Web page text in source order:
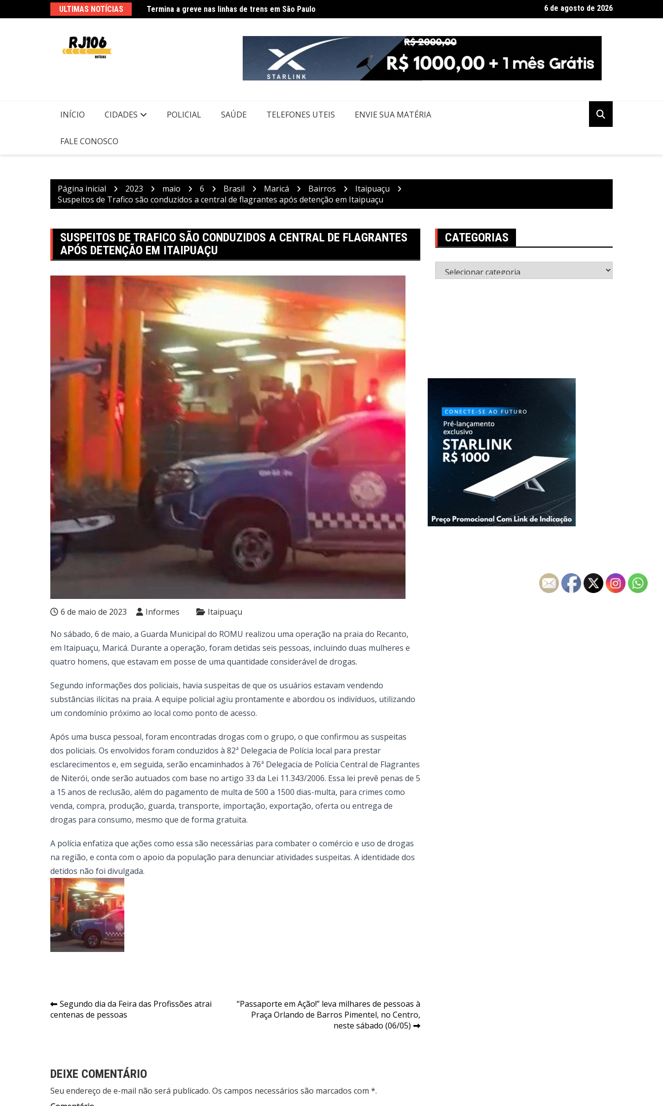
para
ULTIMAS NOTÍCIAS
Usuários de trens mudam rotina por causa de greve da CPTM
Governo de SP diz que não haverá demissões de funcionários da CPTM
6 de agosto de 2026
INÍCIO CIDADES POLICIAL SAÚDE TELEFONES UTEIS ENVIE SUA MATÉRIA
FALE CONOSCO
Página inicial 2023 maio 6 Brasil Maricá Bairros
Itaipuaçu
Suspeitos de Trafico são conduzidos a central de flagrantes após detenção em Itaipuaçu
SUSPEITOS DE TRAFICO SÃO CONDUZIDOS A CENTRAL DE FLAGRANTES
APÓS DETENÇÃO EM ITAIPUAÇU
6 de maio de 2023 Informes Itaipuaçu
No sábado, 6 de maio, a Guarda Municipal do ROMU realizou uma operação na praia do Recanto,
em Itaipuaçu, Maricá. Durante a operação, foram detidas seis pessoas, incluindo duas mulheres e
quatro homens, que estavam em posse de uma quantidade considerável de drogas.
Segundo informações dos policiais, havia suspeitas de que os usuários estavam vendendo
substâncias ilícitas na praia. A equipe policial agiu prontamente e abordou os indivíduos, utilizando
um condomínio próximo ao local como ponto de acesso.
Após uma busca pessoal, foram encontradas drogas com o grupo, o que confirmou as suspeitas
dos policiais. Os envolvidos foram conduzidos à 82ª Delegacia de Polícia local para prestar
esclarecimentos e, em seguida, serão encaminhados à 76ª Delegacia de Polícia Central de Flagrantes
de Niterói, onde serão autuados com base no artigo 33 da Lei 11.343/2006. Essa lei prevê penas de 5
a 15 anos de reclusão, além do pagamento de multa de 500 a 1500 dias-multa, para crimes como
venda, compra, produção, guarda, transporte, importação, exportação, oferta ou entrega de
drogas para consumo, mesmo que de forma gratuita.
A polícia enfatiza que ações como essa são necessárias para combater o comércio e uso de drogas
na região, e conta com o apoio da população para denunciar atividades suspeitas. A identidade dos
detidos não foi divulgada.
Navegação
de
Segundo dia da Feira das Profissões atrai
centenas de pessoas
“Passaporte em Ação!” leva milhares de pessoas à
Praça Orlando de Barros Pimentel, no Centro,
neste sábado (06/05)
DEIXE COMENTÁRIO
Seu endereço de e-mail não será publicado. Os campos necessários são marcados com *.
CATEGORIAS
Categorias